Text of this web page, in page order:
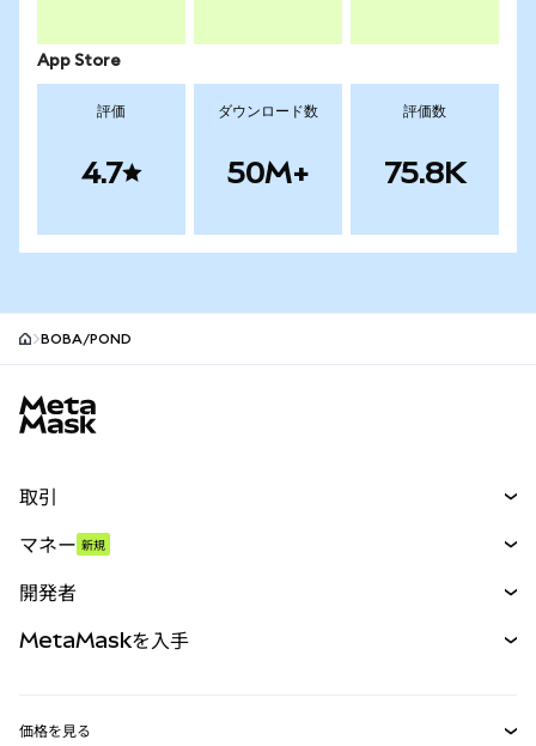
App Store
評価
4.7
ダウンロード数
50M+
評価数
75.8K
BOBA/POND
取引
パーペチュアル
RWA
マネー 新規
開発者
MetaMaskを入手
価格を見る